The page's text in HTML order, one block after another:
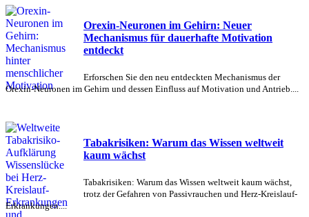
Orexin-Neuronen im Gehirn: Neuer
Mechanismus für dauerhafte Motivation
entdeckt
Erforschen Sie den neu entdeckten Mechanismus der
Orexin-Neuronen im Gehirn und dessen Einfluss auf Motivation und Antrieb....
Tabakrisiken: Warum das Wissen weltweit
kaum wächst
Tabakrisiken: Warum das Wissen weltweit kaum wächst,
trotz der Gefahren von Passivrauchen und Herz-Kreislauf-
Erkrankungen....